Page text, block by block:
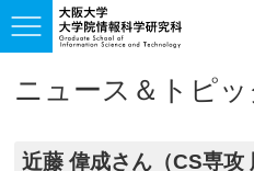
ニュース＆トピッ
近藤 偉成さん（CS専攻